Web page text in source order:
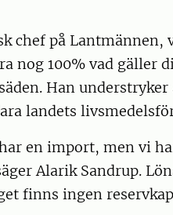
chef på Lantmännen,
nog 100% vad gäller
Han
landets
en import, men vi
Alarik Sandrup.
finns ingen